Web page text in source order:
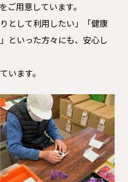
ご用意しています。
として利用したい」「健康
といった方々にも、安心し
います。